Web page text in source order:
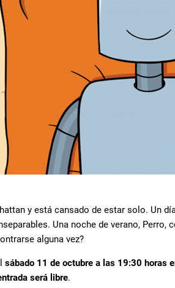
y está cansado de estar solo. Un
Una noche de verano, Perro,
alguna vez?
sábado 11 de octubre a las 19:30 horas
será libre.